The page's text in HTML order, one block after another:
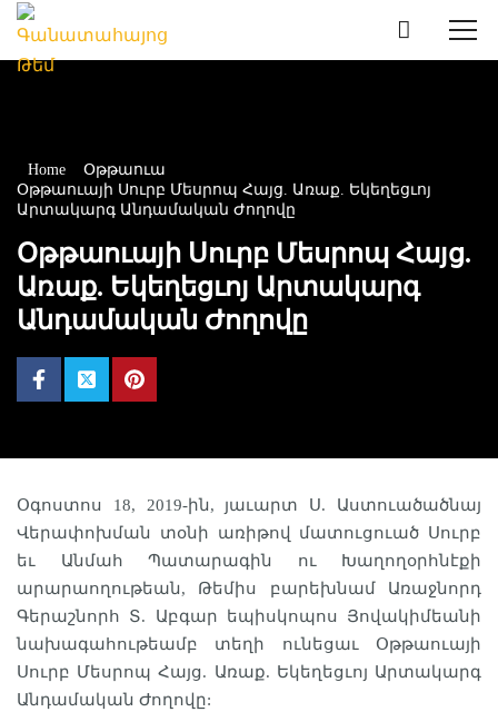
Home
Օթթաուա
Օթթաուայի Սուրբ Մեսրոպ Հայց. Առաք. Եկեղեցւոյ
Արտակարգ Անդամական Ժողովը
Օթթաուայի Սուրբ Մեսրոպ Հայց.
Առաք. Եկեղեցւոյ Արտակարգ
Անդամական Ժողովը
Օգոստոս 18, 2019-ին, յաւարտ Ս. Աստուածածնայ
Վերափոխման տօնի առիթով մատուցուած Սուրբ
եւ Անմահ Պատարագին ու Խաղողօրհնէքի
արարաողութեան, Թեմիս բարեխնամ Առաջնորդ
Գերաշնորհ Տ. Աբգար եպիսկոպոս Յովակիմեանի
նախագահութեամբ տեղի ունեցաւ Օթթաուայի
Սուրբ Մեսրոպ Հայց. Առաք. Եկեղեցւոյ Արտակարգ
Անդամական Ժողովը: